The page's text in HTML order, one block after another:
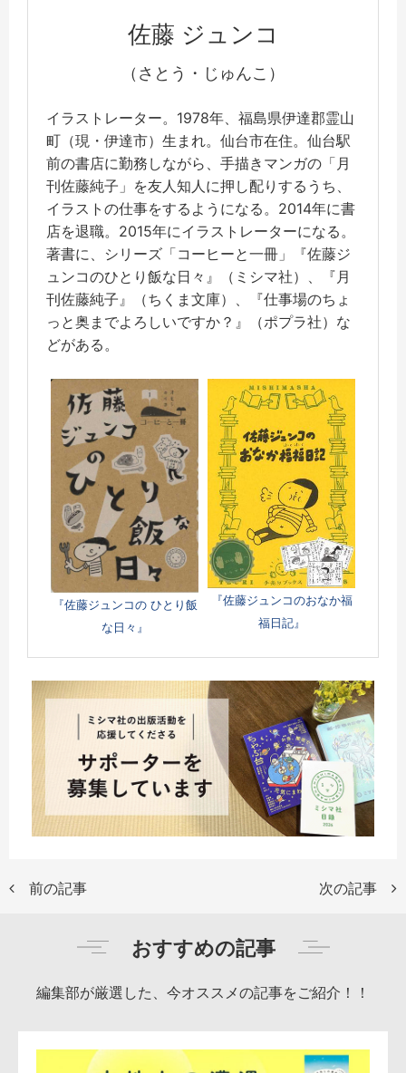
佐藤 ジュンコ
（さとう・じゅんこ）
イラストレーター。1978年、福島県伊達郡霊山
町（現・伊達市）生まれ。仙台市在住。仙台駅
前の書店に勤務しながら、手描きマンガの「月
刊佐藤純子」を友人知人に押し配りするうち、
イラストの仕事をするようになる。2014年に書
店を退職。2015年にイラストレーターになる。
著書に、シリーズ「コーヒーと一冊」『佐藤ジ
ュンコのひとり飯な日々』（ミシマ社）、『月
刊佐藤純子』（ちくま文庫）、『仕事場のちょ
っと奥までよろしいですか？』（ポプラ社）な
どがある。
『佐藤ジュンコの ひとり飯
な日々』
『佐藤ジュンコのおなか福
福日記』
前の記事 次の記事
おすすめの記事
編集部が厳選した、今オススメの記事をご紹介！！